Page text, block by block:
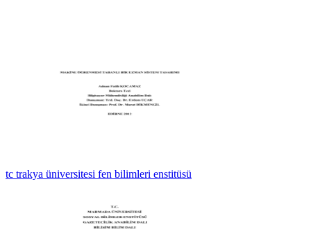
tc trakya üniversitesi fen bilimleri enstitüsü